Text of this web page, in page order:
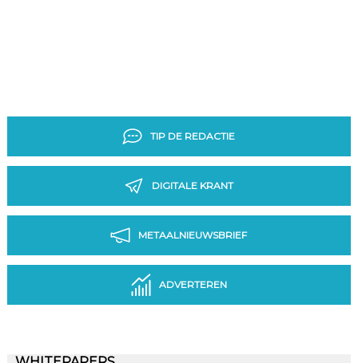
TIP DE REDACTIE
DIGITALE KRANT
METAALNIEUWSBRIEF
ADVERTEREN